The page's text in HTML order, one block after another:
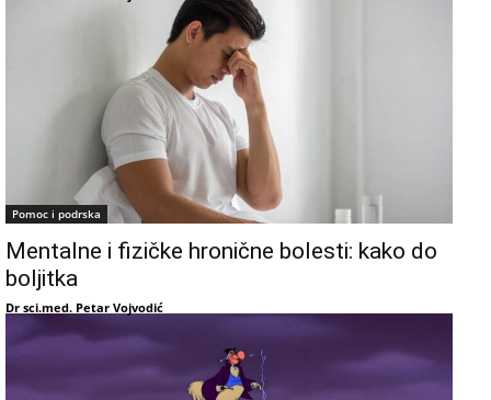
Pomoc i podrska
Mentalne i fizičke hronične bolesti: kako do
boljitka
Dr sci.med. Petar Vojvodić